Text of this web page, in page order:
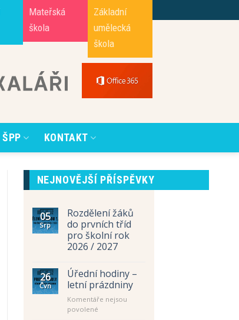
Mateřská
škola
Základní
umělecká
škola
ŠPP KONTAKT
NEJNOVĚJŠÍ PŘÍSPĚVKY
05
Srp
Rozdělení žáků
do prvních tříd
pro školní rok
2026 / 2027
26
Čvn
Úřední hodiny –
letní prázdniny
Komentáře nejsou
povolenéu